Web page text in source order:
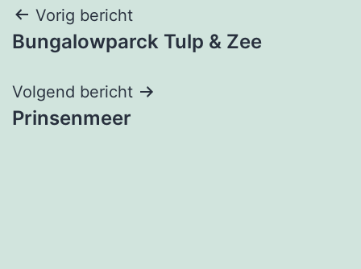
Bericht
navigatie
Vorig bericht
Bungalowparck Tulp & Zee
Volgend bericht
Prinsenmeer